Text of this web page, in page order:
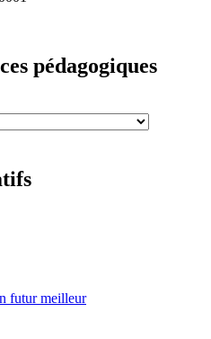
pédagogiques
futur meilleur